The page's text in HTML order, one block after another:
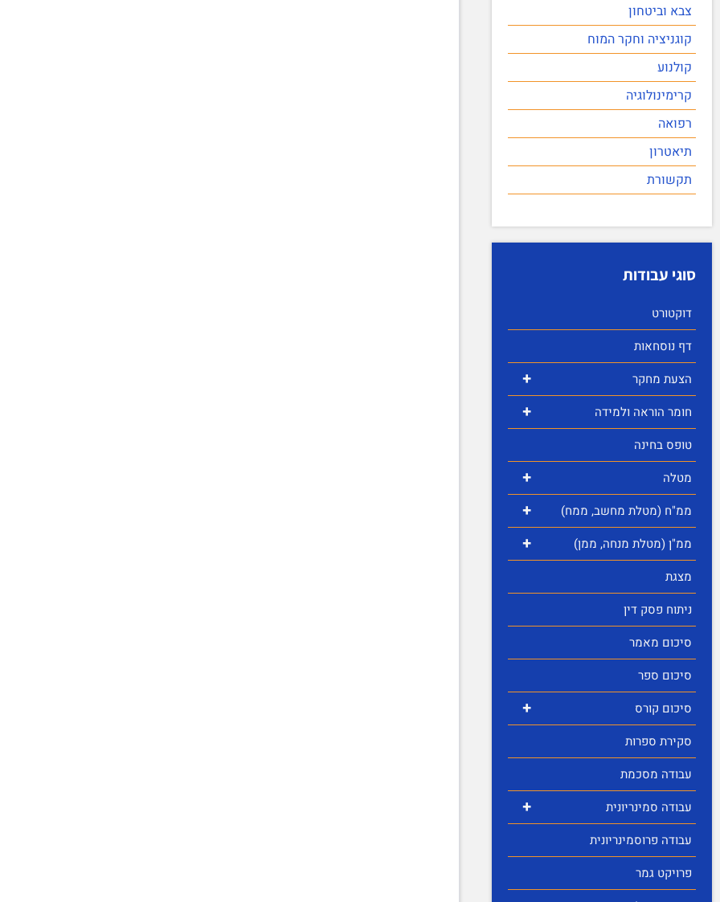
צבא וביטחון
קוגניציה וחקר המוח
קולנוע
קרימינולוגיה
רפואה
תיאטרון
תקשורת
סוגי עבודות
דוקטורט
דף נוסחאות
+ הצעת מחקר
+
חומר הוראה ולמידה
טופס בחינה
+ מטלה
+ ממ"ח (מטלת מחשב, ממח)
+
ממ"ן (מטלת מנחה, ממן)
מצגת
ניתוח פסק דין
סיכום מאמר
סיכום ספר
+
סיכום קורס
סקירת ספרות
עבודה מסכמת
+
עבודה סמינריונית
עבודה פרוסמינריונית
פרויקט גמר